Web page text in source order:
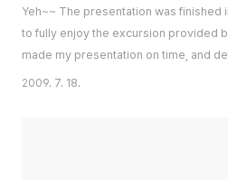
Yeh~~ The presentation was finished
to fully enjoy the excursion provided
made my presentation on time, and
raised by audiences. I am thus now
2009. 7. 18.